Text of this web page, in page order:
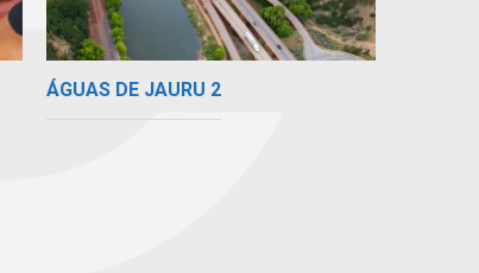
ÁGUAS DE JAURU 2